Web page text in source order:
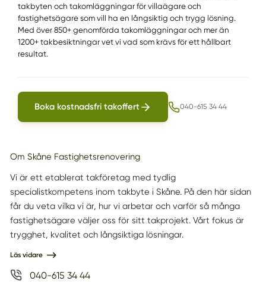
takbyten och takomläggningar för villaägare och
fastighetsägare som vill ha en långsiktig och trygg lösning.
Med över 850+ genomförda takomläggningar och mer än
1200+ takbesiktningar vet vi vad som krävs för ett hållbart
resultat.
Boka kostnadsfri takoffert 040-615 34 44
Om Skåne Fastighetsrenovering
Vi är ett etablerat takföretag med tydlig
specialistkompetens inom takbyte i Skåne. På den här sidan
får du veta vilka vi är, hur vi arbetar och varför så många
fastighetsägare väljer oss för sitt takprojekt. Vårt fokus är
trygghet, kvalitet och långsiktiga lösningar.
Läs vidare
040-615 34 44